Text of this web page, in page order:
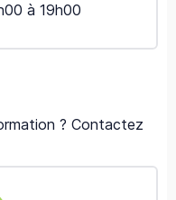
à 19h00
? Contactez